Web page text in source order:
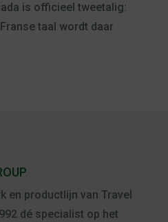
is officieel tweetalig:
taal wordt daar
en productlijn van Travel
dé specialist op het